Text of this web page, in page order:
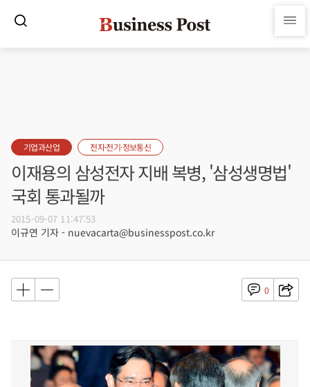
기업과산업 전자·전기·정보통신
이재용의 삼성전자 지배 복병, '삼성생명법'
국회 통과될까
2015-09-07 11:47:53
이규연 기자 - nuevacarta@businesspost.co.kr
0